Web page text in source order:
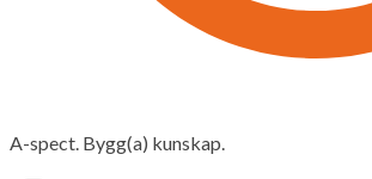
A-spect. Bygg(a) kunskap.